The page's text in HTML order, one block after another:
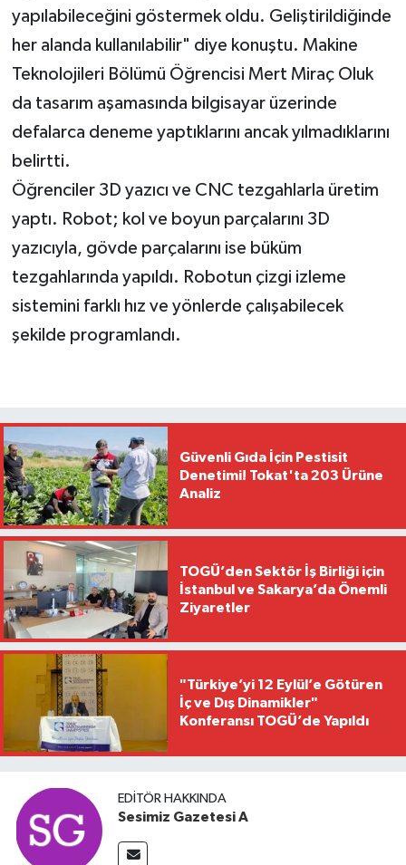
yapılabileceğini göstermek oldu. Geliştirildiğinde
her alanda kullanılabilir" diye konuştu. Makine
Teknolojileri Bölümü Öğrencisi Mert Miraç Oluk
da tasarım aşamasında bilgisayar üzerinde
defalarca deneme yaptıklarını ancak yılmadıklarını
belirtti.
Öğrenciler 3D yazıcı ve CNC tezgahlarla üretim
yaptı. Robot; kol ve boyun parçalarını 3D
yazıcıyla, gövde parçalarını ise büküm
tezgahlarında yapıldı. Robotun çizgi izleme
sistemini farklı hız ve yönlerde çalışabilecek
şekilde programlandı.
Güvenli Gıda İçin Pestisit
Denetimi! Tokat'ta 203 Ürüne
Analiz
TOGÜ’den Sektör İş Birliği için
İstanbul ve Sakarya’da Önemli
Ziyaretler
"Türkiye’yi 12 Eylül’e Götüren
İç ve Dış Dinamikler"
Konferansı TOGÜ’de Yapıldı
EDITÖR HAKKINDA
Sesimiz Gazetesi A